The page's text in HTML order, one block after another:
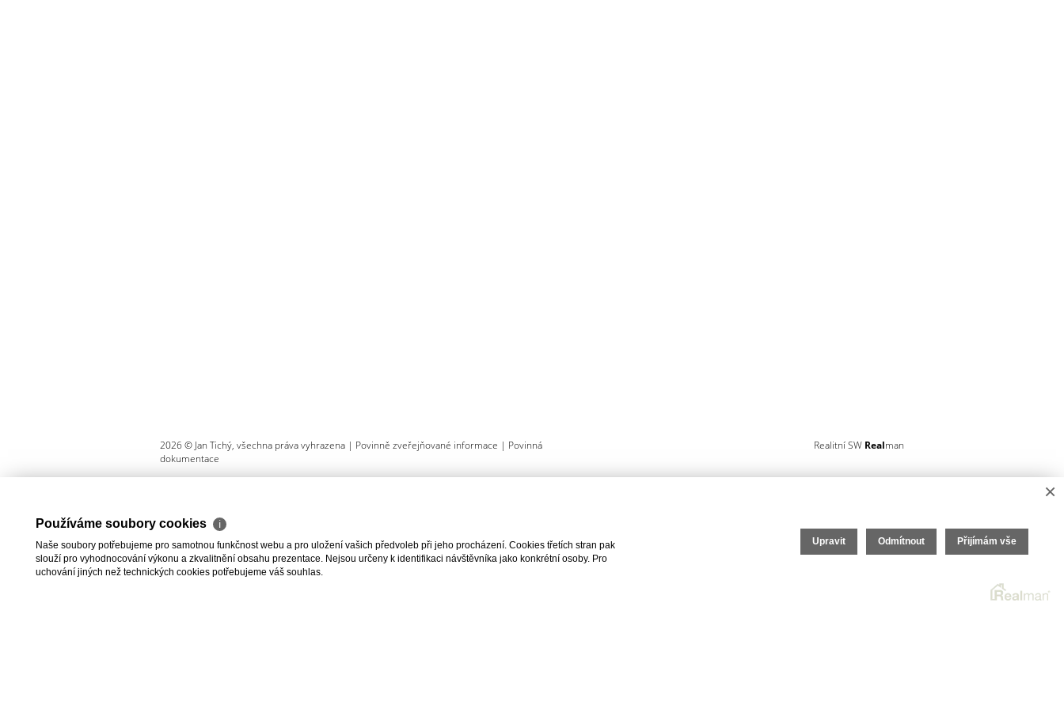
2026 © Jan Tichý, všechna práva vyhrazena | Povinně zveřejňované informace | Povinná
dokumentace
Realitní SW Realman
×
Používáme soubory cookies ℹ
Naše soubory potřebujeme pro samotnou funkčnost webu a pro uložení vašich předvoleb při jeho procházení. Cookies třetích stran pak
slouží pro vyhodnocování výkonu a zkvalitnění obsahu prezentace. Nejsou určeny k identifikaci návštěvníka jako konkrétní osoby. Pro
uchování jiných než technických cookies potřebujeme váš souhlas.
Upravit Odmítnout Přijímám vše